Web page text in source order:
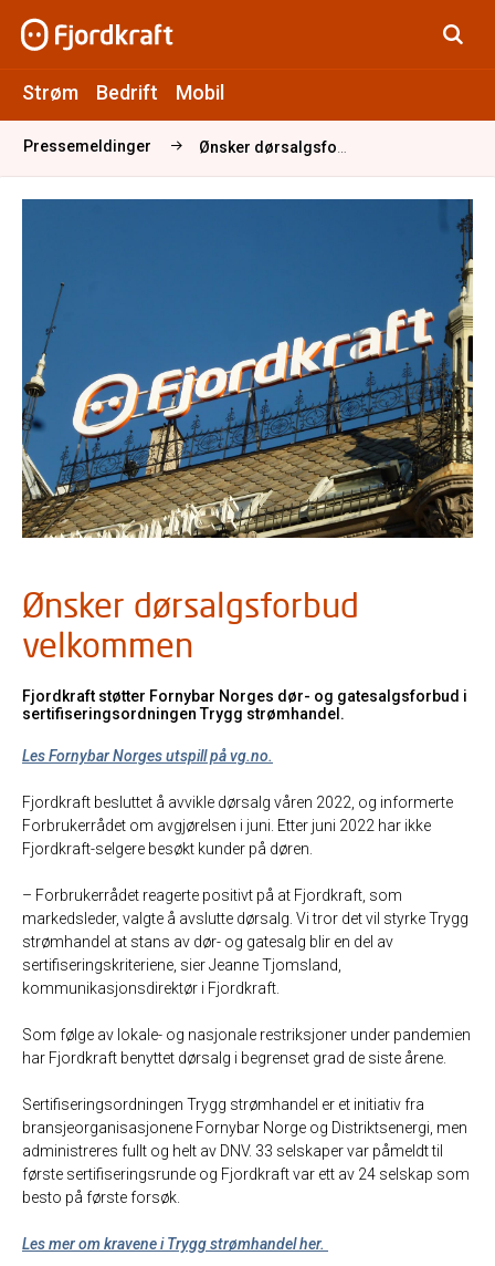
Strøm Bedrift Mobil
Pressemeldinger Ønsker dørsalgsforbud velkommen
Ønsker dørsalgsforbud
velkommen
Fjordkraft støtter Fornybar Norges dør- og gatesalgsforbud i
sertifiseringsordningen Trygg strømhandel.
Les Fornybar Norges utspill på vg.no.
Fjordkraft besluttet å avvikle dørsalg våren 2022, og informerte
Forbrukerrådet om avgjørelsen i juni. Etter juni 2022 har ikke
Fjordkraft-selgere besøkt kunder på døren.
– Forbrukerrådet reagerte positivt på at Fjordkraft, som
markedsleder, valgte å avslutte dørsalg. Vi tror det vil styrke Trygg
strømhandel at stans av dør- og gatesalg blir en del av
sertifiseringskriteriene, sier Jeanne Tjomsland,
kommunikasjonsdirektør i Fjordkraft.
Som følge av lokale- og nasjonale restriksjoner under pandemien
har Fjordkraft benyttet dørsalg i begrenset grad de siste årene.
Sertifiseringsordningen Trygg strømhandel er et initiativ fra
bransjeorganisasjonene Fornybar Norge og Distriktsenergi, men
administreres fullt og helt av DNV. 33 selskaper var påmeldt til
første sertifiseringsrunde og Fjordkraft var ett av 24 selskap som
besto på første forsøk.
Les mer om kravene i Trygg strømhandel her.